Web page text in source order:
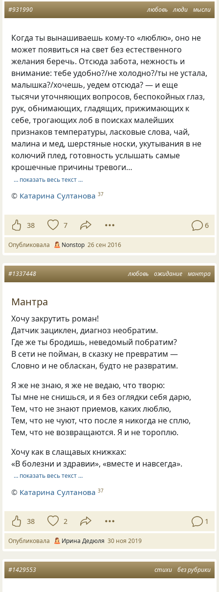
любовь люди мысли
#931990
Когда ты вынашиваешь кому-то «люблю», оно не
может появиться на свет без естественного
желания беречь. Отсюда забота, нежность и
внимание: тебе удобно?/не холодно?/ты не устала,
малышка?/хочешь, уедем отсюда? — и еще
тысячи уточняющих вопросов, беспокойных глаз,
рук, обнимающих, гладящих, прижимающих к
себе, трогающих лоб в поисках малейших
признаков температуры, ласковые слова, чай,
малина и мед, шерстяные носки, укутывания в не
колючий плед, готовность услышать самые
крошечные причины тревоги…
… показать весь текст …
© Катарина Султанова 37
38 7 6
Опубликовала Nonstop 26 сен 2016
любовь ожидание мантра
#1337448
Мантра
Хочу закрутить роман!
Датчик зациклен, диагноз необратим.
Где же ты бродишь, неведомый побратим?
В сети не пойман, в сказку не превратим —
Словно и не обласкан, будто не развратим.
Я же не знаю, я же не ведаю, что творю:
Ты мне не снишься, и я без оглядки себя дарю,
Тем, что не знают приемов, каких люблю,
Тем, что не чуют, что после я никогда не сплю,
Тем, что не возвращаются. Я и не тороплю.
Хочу как в слащавых книжках:
«В болезни и здравии», «вместе и навсегда».
… показать весь текст …
© Катарина Султанова 37
38 2 1
Опубликовала Ирина Дедюля 30 ноя 2019
стихи без рубрики
#1429553